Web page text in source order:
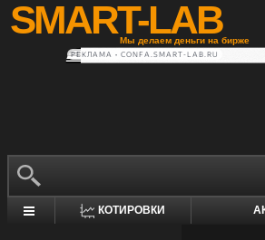
SMART-LAB
Мы делаем деньги на бирже
РЕКЛАМА • CONFA.SMART-LAB.RU
КОТИРОВКИ